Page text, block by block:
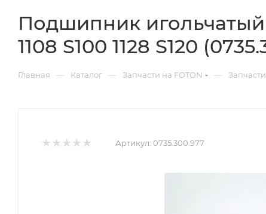
Подшипник игольчатый
1108 S100 1128 S120
Главная — Каталог — Запчасти на FOTON —
Артикул: 0735.300.977